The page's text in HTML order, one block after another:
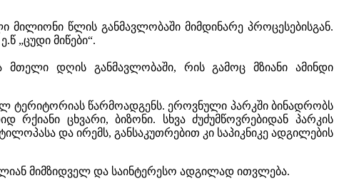
წლის განმავლობაში მიმდინარე პროცესებისგან.
„ცუდი მიწები“.
მთელი დღის განმავლობაში, რის გამოც მზიანი ამინდი
ტერიტორიას წარმოადგენს. ეროვნული პარკში ბინადრობს
ცხვარი, ბიზონი. სხვა ძუძუმწოვრებიდან პარკის
და ირემს, განსაკუთრებით კი საპიკნიკე ადგილების
მიმზიდველ და საინტერესო ადგილად ითვლება.